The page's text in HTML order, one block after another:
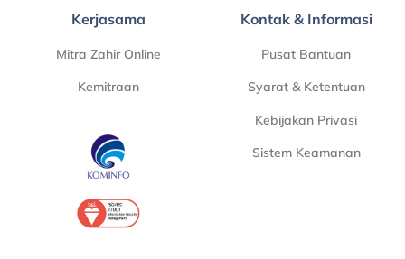
Kerjasama
Mitra Zahir Online
Kemitraan
Kontak & Informasi
Pusat Bantuan
Syarat & Ketentuan
Kebijakan Privasi
Sistem Keamanan